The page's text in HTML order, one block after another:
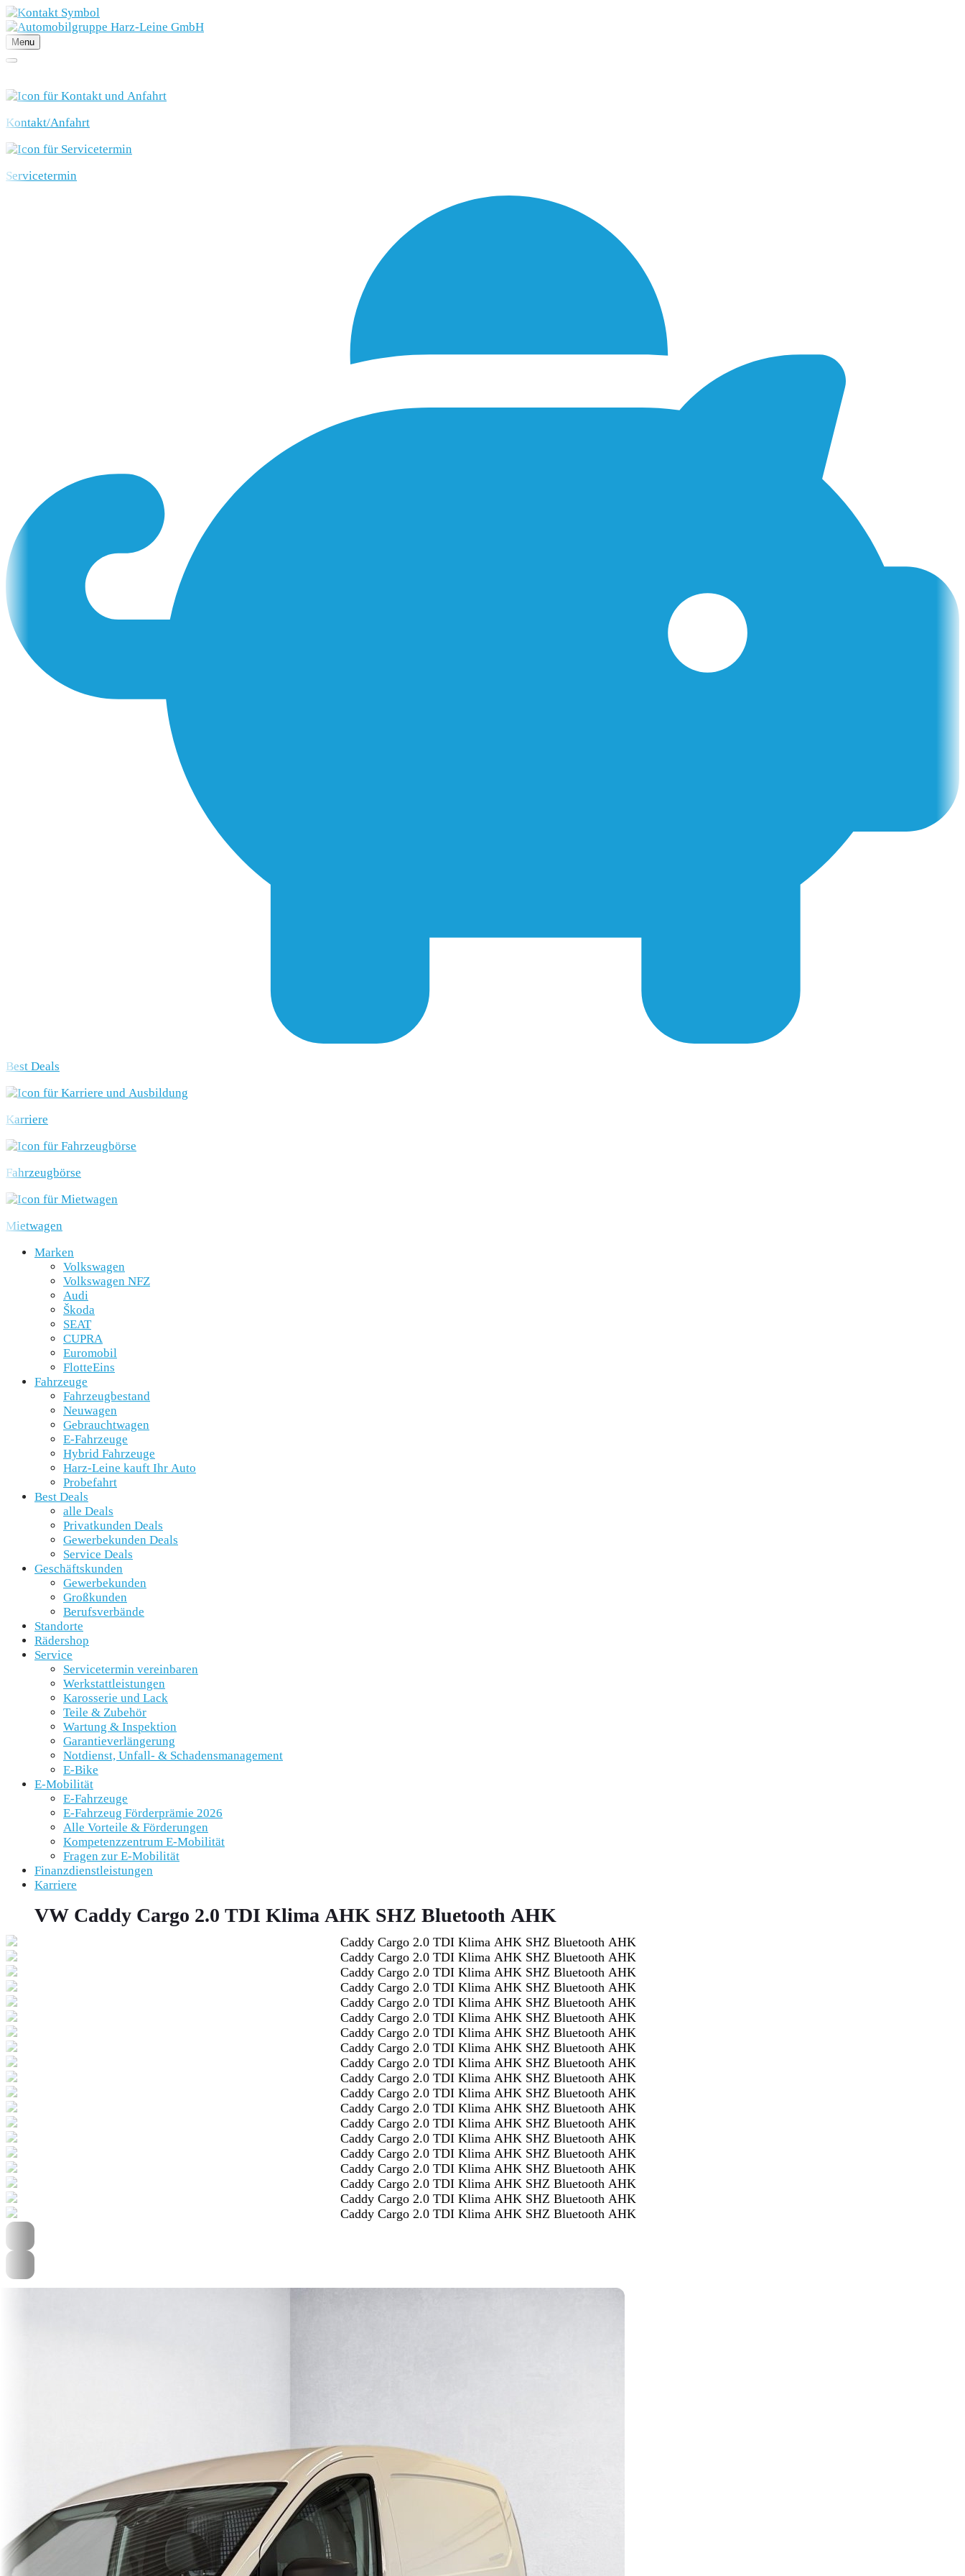
Menu
Kontakt/Anfahrt
Servicetermin
Best Deals
Karriere
Fahrzeugbörse
Mietwagen
Marken
Volkswagen
Volkswagen NFZ
Audi
Škoda
SEAT
CUPRA
Euromobil
FlotteEins
Fahrzeuge
Fahrzeugbestand
Neuwagen
Gebrauchtwagen
E-Fahrzeuge
Hybrid Fahrzeuge
Harz-Leine kauft Ihr Auto
Probefahrt
Best Deals
alle Deals
Privatkunden Deals
Gewerbekunden Deals
Service Deals
Geschäftskunden
Gewerbekunden
Großkunden
Berufsverbände
Standorte
Rädershop
Service
Servicetermin vereinbaren
Werkstattleistungen
Karosserie und Lack
Teile & Zubehör
Wartung & Inspektion
Garantieverlängerung
Notdienst, Unfall- & Schadensmanagement
E-Bike
E-Mobilität
E-Fahrzeuge
E-Fahrzeug Förderprämie 2026
Alle Vorteile & Förderungen
Kompetenzzentrum E-Mobilität
Fragen zur E-Mobilität
Finanzdienstleistungen
Karriere
VW Caddy Cargo 2.0 TDI Klima AHK SHZ Bluetooth AHK